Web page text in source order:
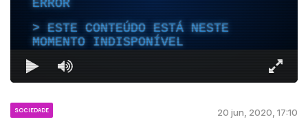
ERROR
ESTE CONTEÚDO ESTÁ NESTE
MOMENTO INDISPONÍVEL
SOCIEDADE 20 jun, 2020, 17:10